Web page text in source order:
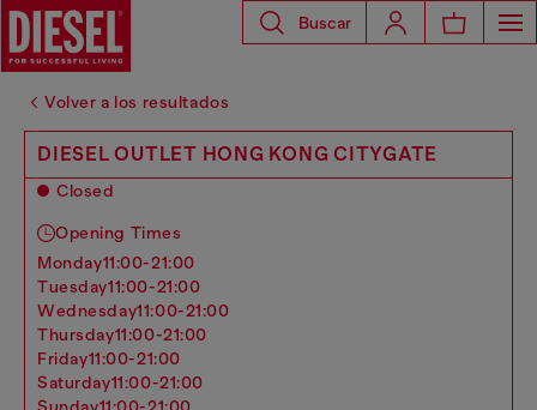
Buscar
Volver a los resultados
DIESEL OUTLET HONG KONG CITYGATE
Closed
Opening Times
monday11:00-21:00
tuesday11:00-21:00
wednesday11:00-21:00
thursday11:00-21:00
friday11:00-21:00
saturday11:00-21:00